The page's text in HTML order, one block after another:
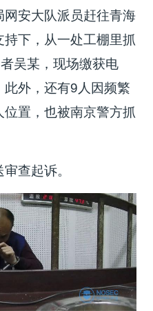
网安大队派员赶往青海
下，从一处工棚里抓
吴某，现场缴获电
外，还有9人因频繁
置，也被南京警方抓
查起诉。